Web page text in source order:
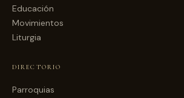
Educación
Movimientos
Liturgia
DIRECTORIO
Parroquias